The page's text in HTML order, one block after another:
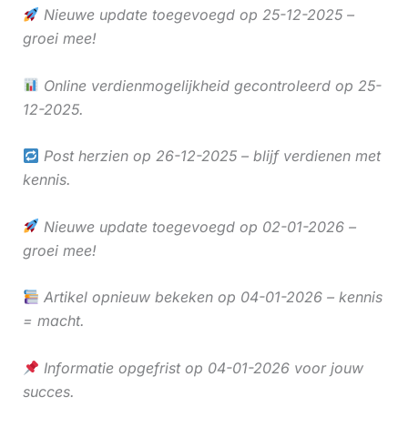
Nieuwe update toegevoegd op 25-12-2025 –
groei mee!
Online verdienmogelijkheid gecontroleerd op 25-
12-2025.
Post herzien op 26-12-2025 – blijf verdienen met
kennis.
Nieuwe update toegevoegd op 02-01-2026 –
groei mee!
Artikel opnieuw bekeken op 04-01-2026 – kennis
= macht.
Informatie opgefrist op 04-01-2026 voor jouw
succes.